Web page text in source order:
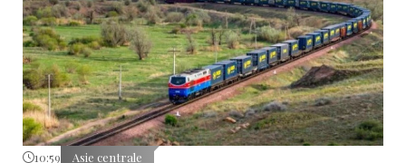
10:59 Asie centrale